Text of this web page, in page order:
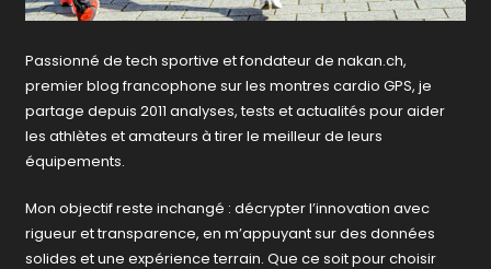
Passionné de tech sportive et fondateur de nakan.ch,
premier blog francophone sur les montres cardio GPS, je
partage depuis 2011 analyses, tests et actualités pour aider
les athlètes et amateurs à tirer le meilleur de leurs
équipements.
Mon objectif reste inchangé : décrypter l’innovation avec
rigueur et transparence, en m’appuyant sur des données
solides et une expérience terrain. Que ce soit pour choisir